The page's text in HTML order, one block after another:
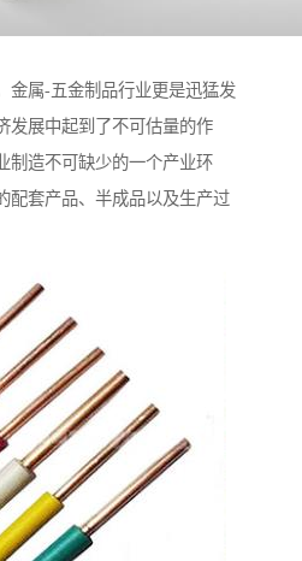
金属-五金制品行业更是迅猛发
发展中起到了不可估量的作
制造不可缺少的一个产业环
配套产品、半成品以及生产过